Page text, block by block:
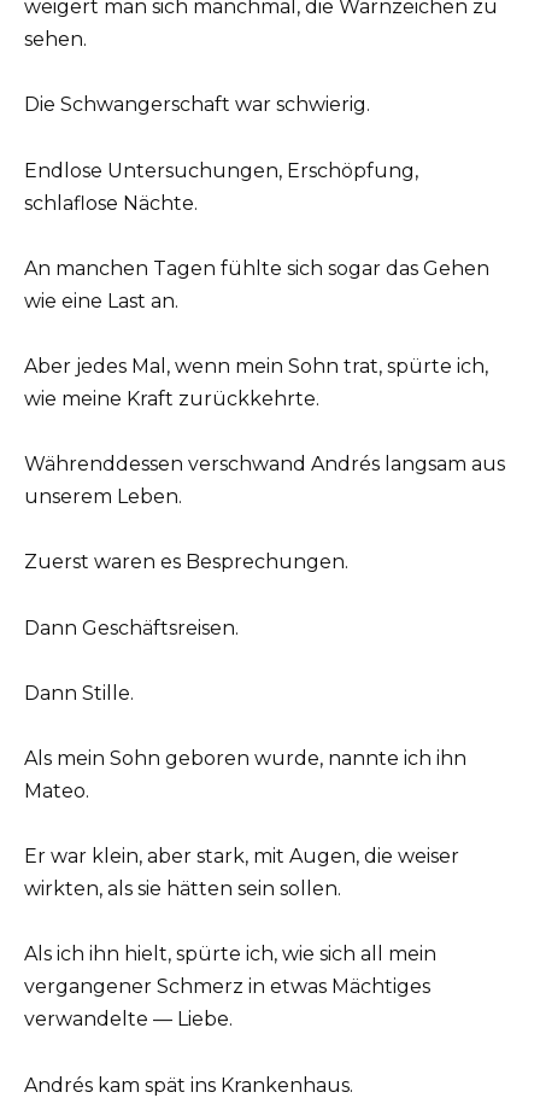
weigert man sich manchmal, die Warnzeichen zu
sehen.
Die Schwangerschaft war schwierig.
Endlose Untersuchungen, Erschöpfung,
schlaflose Nächte.
An manchen Tagen fühlte sich sogar das Gehen
wie eine Last an.
Aber jedes Mal, wenn mein Sohn trat, spürte ich,
wie meine Kraft zurückkehrte.
Währenddessen verschwand Andrés langsam aus
unserem Leben.
Zuerst waren es Besprechungen.
Dann Geschäftsreisen.
Dann Stille.
Als mein Sohn geboren wurde, nannte ich ihn
Mateo.
Er war klein, aber stark, mit Augen, die weiser
wirkten, als sie hätten sein sollen.
Als ich ihn hielt, spürte ich, wie sich all mein
vergangener Schmerz in etwas Mächtiges
verwandelte — Liebe.
Andrés kam spät ins Krankenhaus.